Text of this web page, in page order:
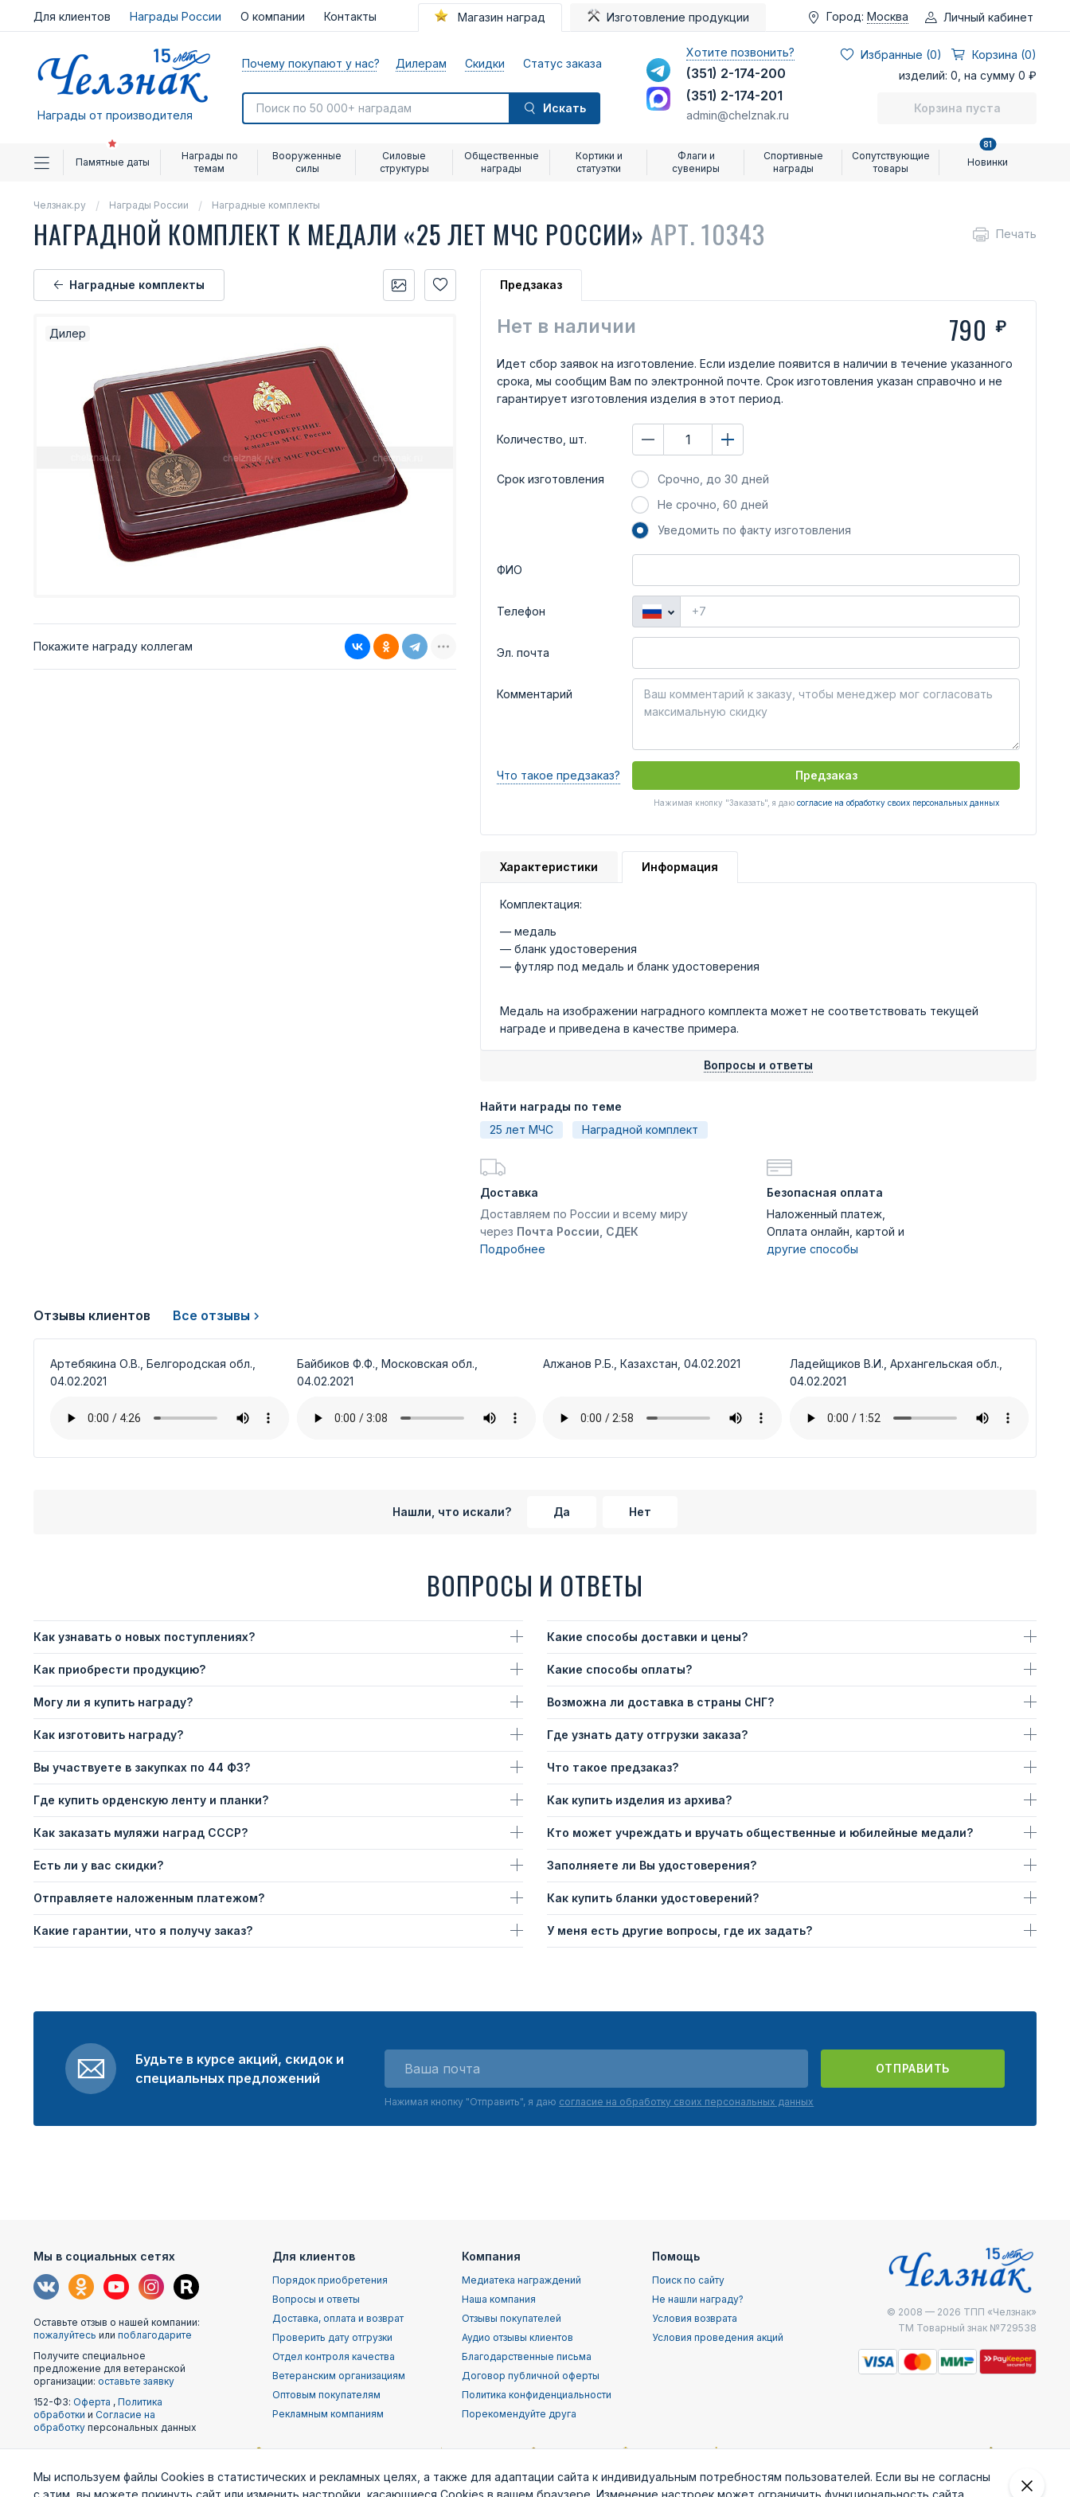
Для клиентов Награды России О компании Контакты Магазин наград Изготовление продукции Город: Москва Личный кабинет
Награды от производителя
Почему покупают у нас? Дилерам Скидки Статус заказа
Искать
Хотите позвонить?
(351) 2-174-200
(351) 2-174-201
admin@chelznak.ru
Избранные (0)
Корзина (0)
изделий: 0, на сумму 0 ₽
Корзина пуста
Памятные даты
Награды по
темам
Вооруженные
силы
Силовые
структуры
Общественные
награды
Кортики и
статуэтки
Флаги и
сувениры
Спортивные
награды
Сопутствующие
товары
Новинки
81
Челзнак.ру Награды России Наградные комплекты
НАГРАДНОЙ КОМПЛЕКТ К МЕДАЛИ «25 ЛЕТ МЧС РОССИИ» АРТ. 10343 Печать
Наградные комплекты
Дилер
Покажите награду коллегам
Предзаказ
Нет в наличии 790 ₽
Идет сбор заявок на изготовление. Если изделие появится в наличии в течение указанного
срока, мы сообщим Вам по электронной почте. Срок изготовления указан справочно и не
гарантирует изготовления изделия в этот период.
Количество, шт.
Срок изготовления
Срочно, до 30 дней
Не срочно, 60 дней
Уведомить по факту изготовления
ФИО
Телефон
Эл. почта
Комментарий
Что такое предзаказ? Предзаказ
Нажимая кнопку "Заказать", я даю согласие на обработку своих персональных данных
Характеристики Информация
Комплектация:
— медаль
— бланк удостоверения
— футляр под медаль и бланк удостоверения
Медаль на изображении наградного комплекта может не соответствовать текущей
награде и приведена в качестве примера.
Вопросы и ответы
Найти награды по теме
25 лет МЧС
Наградной комплект
Доставка
Доставляем по России и всему миру
через Почта России, СДЕК
Подробнее
Безопасная оплата
Наложенный платеж,
Оплата онлайн, картой и
другие способы
Отзывы клиентов Все отзывы
Артебякина О.В., Белгородская обл.,
04.02.2021
Байбиков Ф.Ф., Московская обл.,
04.02.2021
Алжанов Р.Б., Казахстан, 04.02.2021
Ладейщиков В.И., Архангельская обл.,
04.02.2021
Нашли, что искали? Да Нет
ВОПРОСЫ И ОТВЕТЫ
Как узнавать о новых поступлениях?
Как приобрести продукцию?
Могу ли я купить награду?
Как изготовить награду?
Вы участвуете в закупках по 44 ФЗ?
Где купить орденскую ленту и планки?
Как заказать муляжи наград СССР?
Есть ли у вас скидки?
Отправляете наложенным платежом?
Какие гарантии, что я получу заказ?
Какие способы доставки и цены?
Какие способы оплаты?
Возможна ли доставка в страны СНГ?
Где узнать дату отгрузки заказа?
Что такое предзаказ?
Как купить изделия из архива?
Кто может учреждать и вручать общественные и юбилейные медали?
Заполняете ли Вы удостоверения?
Как купить бланки удостоверений?
У меня есть другие вопросы, где их задать?
Будьте в курсе акций, скидок и
специальных предложений
ОТПРАВИТЬ
Нажимая кнопку "Отправить", я даю согласие на обработку своих персональных данных
Мы в социальных сетях
Оставьте отзыв о нашей компании:
пожалуйтесь или поблагодарите
Получите специальное
предложение для ветеранской
организации: оставьте заявку
152-ФЗ: Оферта , Политика
обработки и Согласие на
обработку персональных данных
Для клиентов
Порядок приобретения
Вопросы и ответы
Доставка, оплата и возврат
Проверить дату отгрузки
Отдел контроля качества
Ветеранским организациям
Оптовым покупателям
Рекламным компаниям
Компания
Медиатека награждений
Наша компания
Отзывы покупателей
Аудио отзывы клиентов
Благодарственные письма
Договор публичной оферты
Политика конфиденциальности
Порекомендуйте друга
Помощь
Поиск по сайту
Не нашли награду?
Условия возврата
Условия проведения акций
© 2008 — 2026 ТПП «Челзнак»
ТМ Товарный знак №729538
Наши
партнеры
Мы используем файлы Cookies в статистических и рекламных целях, а также для адаптации сайта к индивидуальным потребностям пользователей. Если вы не согласны
с этим, вы можете покинуть сайт или изменить настройки, касающиеся Cookies в вашем браузере. Изменение настроек может ограничить функциональность сайта.